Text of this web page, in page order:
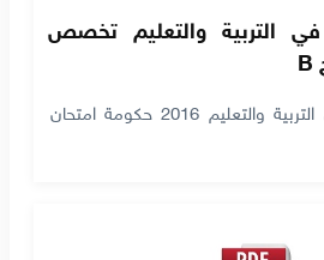
التربية والتعليم تخصص
امتحانات التوظيف في التربية والتعليم 2016 حكومة امتحان